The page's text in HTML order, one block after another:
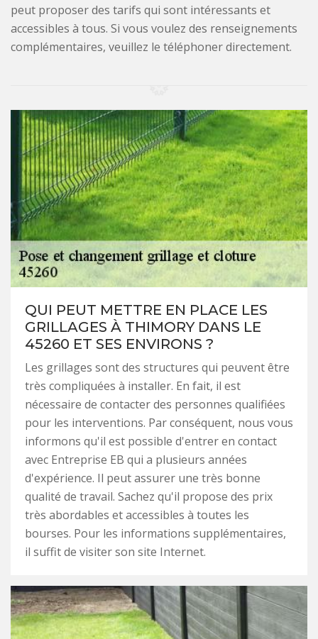
peut proposer des tarifs qui sont intéressants et
accessibles à tous. Si vous voulez des renseignements
complémentaires, veuillez le téléphoner directement.
QUI PEUT METTRE EN PLACE LES
GRILLAGES À THIMORY DANS LE
45260 ET SES ENVIRONS ?
Les grillages sont des structures qui peuvent être
très compliquées à installer. En fait, il est
nécessaire de contacter des personnes qualifiées
pour les interventions. Par conséquent, nous vous
informons qu'il est possible d'entrer en contact
avec Entreprise EB qui a plusieurs années
d'expérience. Il peut assurer une très bonne
qualité de travail. Sachez qu'il propose des prix
très abordables et accessibles à toutes les
bourses. Pour les informations supplémentaires,
il suffit de visiter son site Internet.